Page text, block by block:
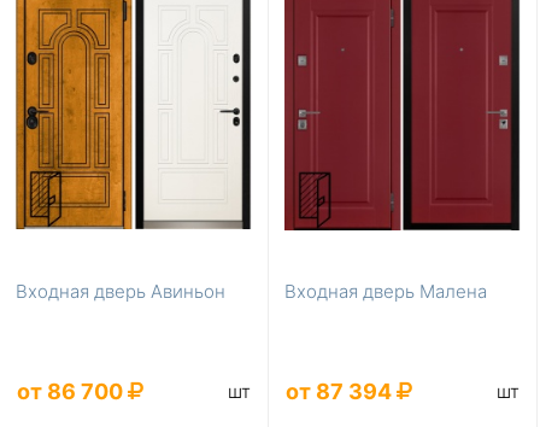
Входная дверь Авиньон
от 86 700 шт
Входная дверь Малена
от 87 394 шт